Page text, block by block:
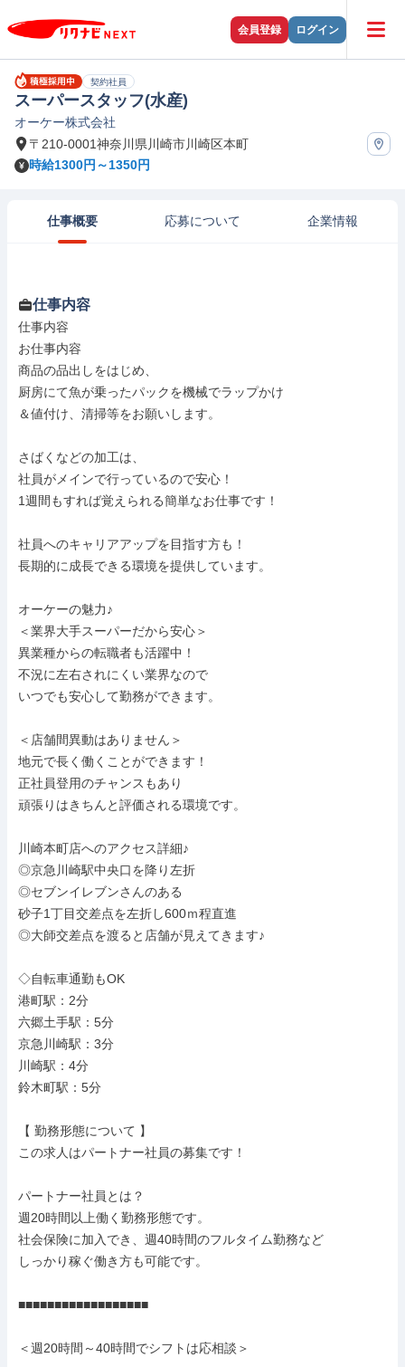
会員登録 ログイン
契約社員
スーパースタッフ(水産)
オーケー株式会社
〒210-0001神奈川県川崎市川崎区本町
時給1300円～1350円
仕事概要 応募について 企業情報
仕事内容
仕事内容
お仕事内容
商品の品出しをはじめ、
厨房にて魚が乗ったパックを機械でラップかけ
＆値付け、清掃等をお願いします。
さばくなどの加工は、
社員がメインで行っているので安心！
1週間もすれば覚えられる簡単なお仕事です！
社員へのキャリアアップを目指す方も！
長期的に成長できる環境を提供しています。
オーケーの魅力♪
＜業界大手スーパーだから安心＞
異業種からの転職者も活躍中！
不況に左右されにくい業界なので
いつでも安心して勤務ができます。
＜店舗間異動はありません＞
地元で長く働くことができます！
正社員登用のチャンスもあり
頑張りはきちんと評価される環境です。
川崎本町店へのアクセス詳細♪
◎京急川崎駅中央口を降り左折
◎セブンイレブンさんのある
砂子1丁目交差点を左折し600ｍ程直進
◎大師交差点を渡ると店舗が見えてきます♪
◇自転車通勤もOK
港町駅：2分
六郷土手駅：5分
京急川崎駅：3分
川崎駅：4分
鈴木町駅：5分
【 勤務形態について 】
この求人はパートナー社員の募集です！
パートナー社員とは？
週20時間以上働く勤務形態です。
社会保険に加入でき、週40時間のフルタイム勤務など
しっかり稼ぐ働き方も可能です。
■■■■■■■■■■■■■■■■■■
＜週20時間～40時間でシフトは応相談＞